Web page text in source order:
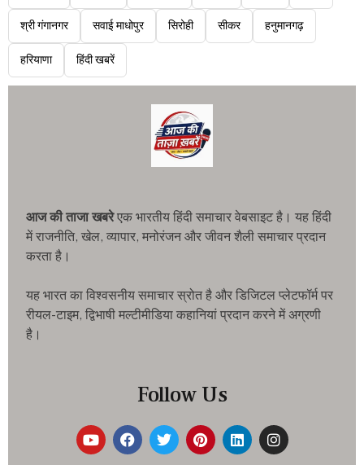
श्री गंगानगर सवाई माधोपुर सिरोही सीकर हनुमानगढ़
हरियाणा हिंदी खबरें
आज की ताजा खबरेएक भारतीय हिंदी समाचार वेबसाइट है। यह हिंदी
में राजनीति, खेल, व्यापार, मनोरंजन और जीवन शैली समाचार प्रदान
करता है।
यह भारत का विश्वसनीय समाचार स्रोत है और डिजिटल प्लेटफॉर्म पर
रीयल-टाइम, द्विभाषी मल्टीमीडिया कहानियां प्रदान करने में अग्रणी
है।
Follow Us